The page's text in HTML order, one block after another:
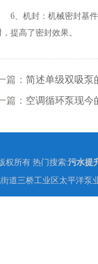
、机封：机械密封基件
，提高了密封效果。
篇： 简述单级双吸泵
篇： 空调循环泵现今
权所有 热门搜索:污水提
道三桥工业区太平洋泵